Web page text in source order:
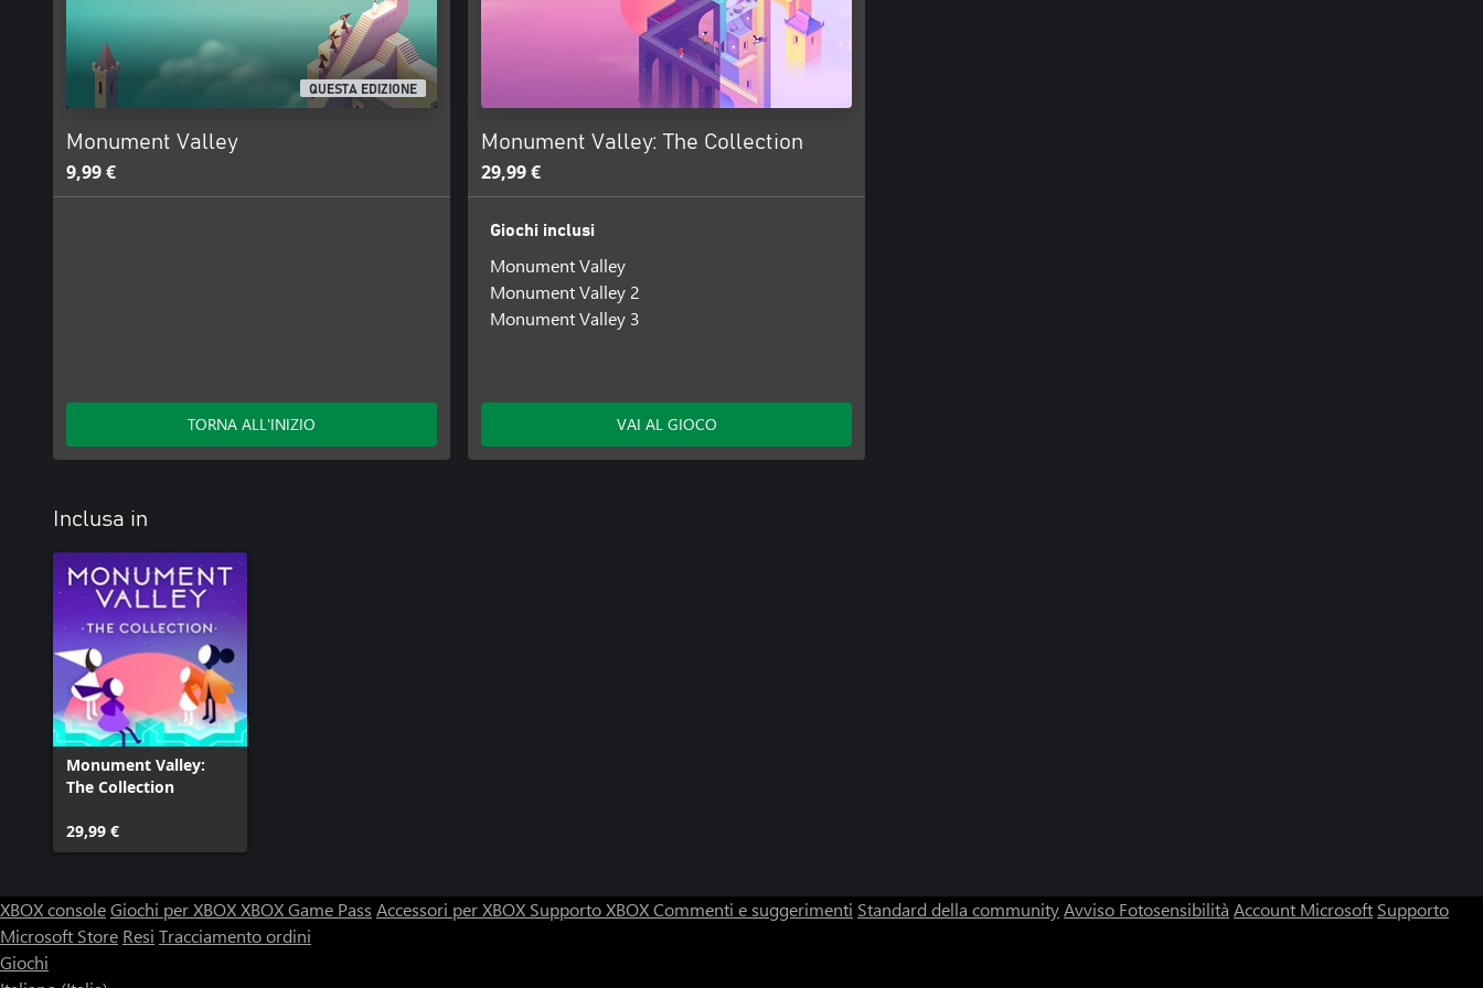
QUESTA EDIZIONE
Monument Valley
9,99 €
TORNA ALL'INIZIO
Monument Valley: The Collection
29,99 €
Giochi inclusi
Monument Valley
Monument Valley 2
Monument Valley 3
VAI AL GIOCO
Inclusa in
Monument Valley:
The Collection
29,99 €
XBOX consoleGiochi per XBOXXBOX Game Pass Accessori per XBOX Supporto XBOXCommenti e suggerimenti Standard della communityAvviso Fotosensibilità Account Microsoft Supporto
Microsoft Store Resi Tracciamento ordini
Giochi